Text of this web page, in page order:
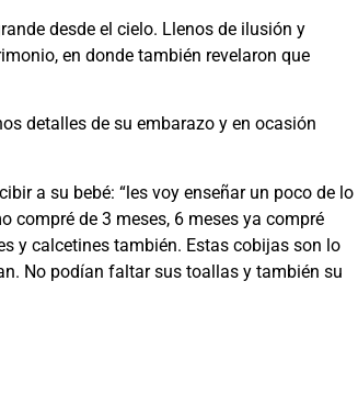
desde el cielo. Llenos de ilusión y
en donde también revelaron que
detalles de su embarazo y en ocasión
a su bebé: “les voy enseñar un poco de lo
compré de 3 meses, 6 meses ya compré
y calcetines también. Estas cobijas son lo
No podían faltar sus toallas y también su